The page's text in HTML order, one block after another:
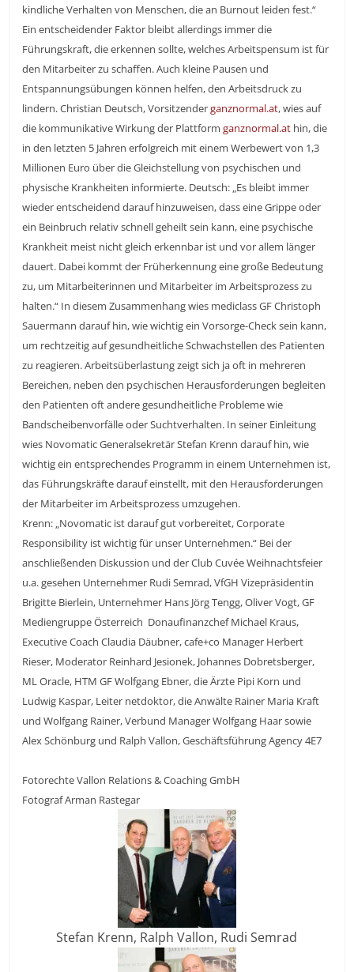
kindliche Verhalten von Menschen, die an Burnout leiden fest.“
Ein entscheidender Faktor bleibt allerdings immer die
Führungskraft, die erkennen sollte, welches Arbeitspensum ist für
den Mitarbeiter zu schaffen. Auch kleine Pausen und
Entspannungsübungen können helfen, den Arbeitsdruck zu
lindern. Christian Deutsch, Vorsitzenderganznormal.at, wies auf
die kommunikative Wirkung der Plattformganznormal.at hin, die
in den letzten 5 Jahren erfolgreich mit einem Werbewert von 1,3
Millionen Euro über die Gleichstellung von psychischen und
physische Krankheiten informierte. Deutsch: „Es bleibt immer
wieder entscheidend darauf hinzuweisen, dass eine Grippe oder
ein Beinbruch relativ schnell geheilt sein kann, eine psychische
Krankheit meist nicht gleich erkennbar ist und vor allem länger
dauert. Dabei kommt der Früherkennung eine große Bedeutung
zu, um Mitarbeiterinnen und Mitarbeiter im Arbeitsprozess zu
halten.“ In diesem Zusammenhang wies mediclass GF Christoph
Sauermann darauf hin, wie wichtig ein Vorsorge-Check sein kann,
um rechtzeitig auf gesundheitliche Schwachstellen des Patienten
zu reagieren. Arbeitsüberlastung zeigt sich ja oft in mehreren
Bereichen, neben den psychischen Herausforderungen begleiten
den Patienten oft andere gesundheitliche Probleme wie
Bandscheibenvorfälle oder Suchtverhalten. In seiner Einleitung
wies Novomatic Generalsekretär Stefan Krenn darauf hin, wie
wichtig ein entsprechendes Programm in einem Unternehmen ist,
das Führungskräfte darauf einstellt, mit den Herausforderungen
der Mitarbeiter im Arbeitsprozess umzugehen.
Krenn: „Novomatic ist darauf gut vorbereitet, Corporate
Responsibility ist wichtig für unser Unternehmen.“ Bei der
anschließenden Diskussion und der Club Cuvée Weihnachtsfeier
u.a. gesehen Unternehmer Rudi Semrad, VfGH Vizepräsidentin
Brigitte Bierlein, Unternehmer Hans Jörg Tengg, Oliver Vogt, GF
Mediengruppe Österreich Donaufinanzchef Michael Kraus,
Executive Coach Claudia Däubner, cafe+co Manager Herbert
Rieser, Moderator Reinhard Jesionek, Johannes Dobretsberger,
ML Oracle, HTM GF Wolfgang Ebner, die Ärzte Pipi Korn und
Ludwig Kaspar, Leiter netdoktor, die Anwälte Rainer Maria Kraft
und Wolfgang Rainer, Verbund Manager Wolfgang Haar sowie
Alex Schönburg und Ralph Vallon, Geschäftsführung Agency 4E7
Fotorechte Vallon Relations & Coaching GmbH
Fotograf Arman Rastegar
Stefan Krenn, Ralph Vallon, Rudi Semrad